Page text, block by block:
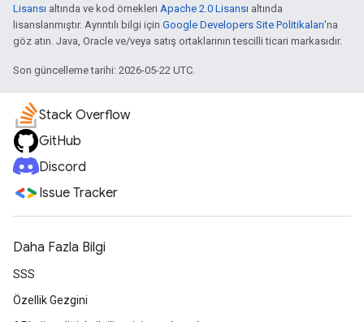
Lisansı altında ve kod örnekleri Apache 2.0 Lisansı altında
lisanslanmıştır. Ayrıntılı bilgi için Google Developers Site Politikaları'na
göz atın. Java, Oracle ve/veya satış ortaklarının tescilli ticari markasıdır.
Son güncelleme tarihi: 2026-05-22 UTC.
Stack Overflow
GitHub
Discord
Issue Tracker
Daha Fazla Bilgi
SSS
Özellik Gezgini